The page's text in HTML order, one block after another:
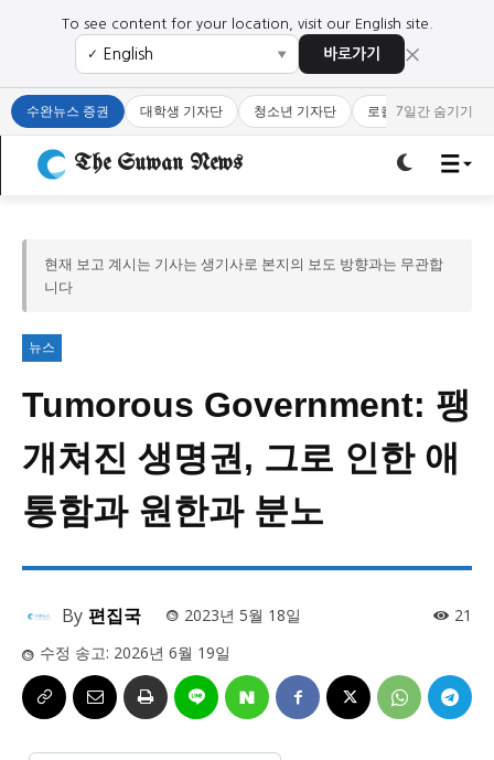
로그인하세요
주요 뉴스
오피니언 & 특집
특집 기사 바로가기 : 청소년
사설/칼럼
서울전역 인천지역 경기지역
강원지역
충청지역
세종지역 경상지역
로그인하세요
주요 뉴스
오피니언 & 특집
특집 기사 바로가기 : 청소년 청년
사설/칼럼
지역 & 글로벌 뉴스
서울전역 인천지역 경기지역 강원지역
충청지역 세종지역 경상지역
To see content for your location, visit our English site.
✓ ▼ 바로가기 ×
수완뉴스 증권 대학생 기자단 청소년 기자단 로컬 큐레이터
7일간 숨기기
The Suwan News
현재 보고 계시는 기사는 생기사로 본지의 보도 방향과는 무관합
니다
뉴스
Tumorous Government: 팽
개쳐진 생명권, 그로 인한 애
통함과 원한과 분노
By 편집국 2023년 5월 18일
21
수정 송고: 2026년 6월 19일